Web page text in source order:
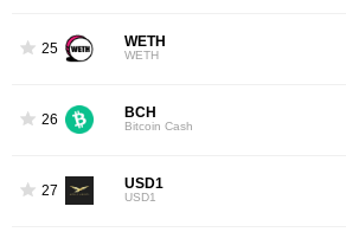
25 WETH
WETH
26 BCH
Bitcoin Cash
27 USD1
USD1